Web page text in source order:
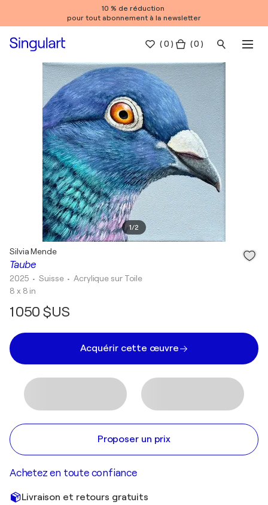
10 % de réduction
pour tout abonnement à la newsletter
(0 ) ( 0 )
1/2
Taube
Silvia Mende
2025 • Suisse •Acrylique sur Toile
8 x 8 in
1 050 $US
Acquérir cette œuvre
Proposer un prix
Achetez en toute confiance
Livraison et retours gratuits